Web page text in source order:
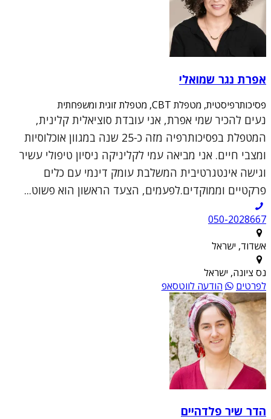
אפרת נגר שמואלי
פסיכותרפיסטית, מטפלת CBT, מטפלת זוגית ומשפחתית
נעים להכיר שמי אפרת, אני עובדת סוציאלית קלינית,
המטפלת בפסיכותרפיה מזה כ-25 שנה במגוון אוכלוסיות
ומצבי חיים. אני מביאה עמי לקליניקה ניסיון טיפולי עשיר
וגישה אינטגרטיבית המשלבת עומק דינמי עם כלים
פרקטיים וממוקדים.לפעמים, הצעד הראשון הוא פשוט...
050-2028667
אשדוד, ישראל
נס ציונה, ישראל
לפרטים
הודעה לווטסאפ
הדר שיר פלדהיים